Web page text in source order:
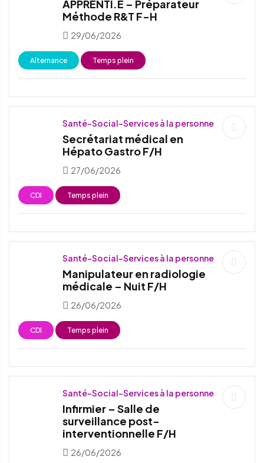
APPRENTI.E – Préparateur
Méthode R&T F-H
29/06/2026
Alternance Temps plein
Santé-Social-Services à la personne
Secrétariat médical en
Hépato Gastro F/H
27/06/2026
CDI Temps plein
Santé-Social-Services à la personne
Manipulateur en radiologie
médicale – Nuit F/H
26/06/2026
CDI Temps plein
Santé-Social-Services à la personne
Infirmier – Salle de
surveillance post-
interventionnelle F/H
26/06/2026